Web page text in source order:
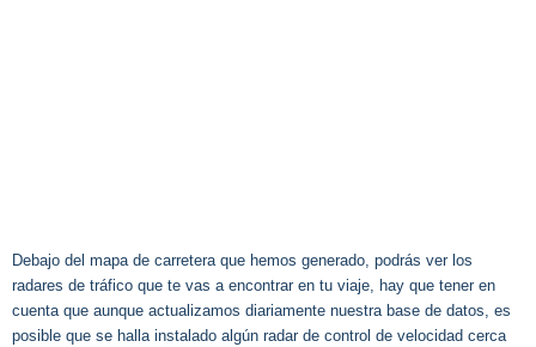
Debajo del mapa de carretera que hemos generado, podrás ver los
radares de tráfico que te vas a encontrar en tu viaje, hay que tener en
cuenta que aunque actualizamos diariamente nuestra base de datos, es
posible que se halla instalado algún radar de control de velocidad cerca